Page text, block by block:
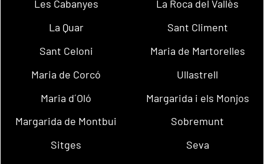
Les Cabanyes
La Roca del Vallès
La Quar
Sant Climent
Sant Celoni
Maria de Martorelles
Maria de Corcó
Ullastrell
Maria d´Oló
Margarida i els Monjos
Margarida de Montbui
Sobremunt
Sitges
Seva